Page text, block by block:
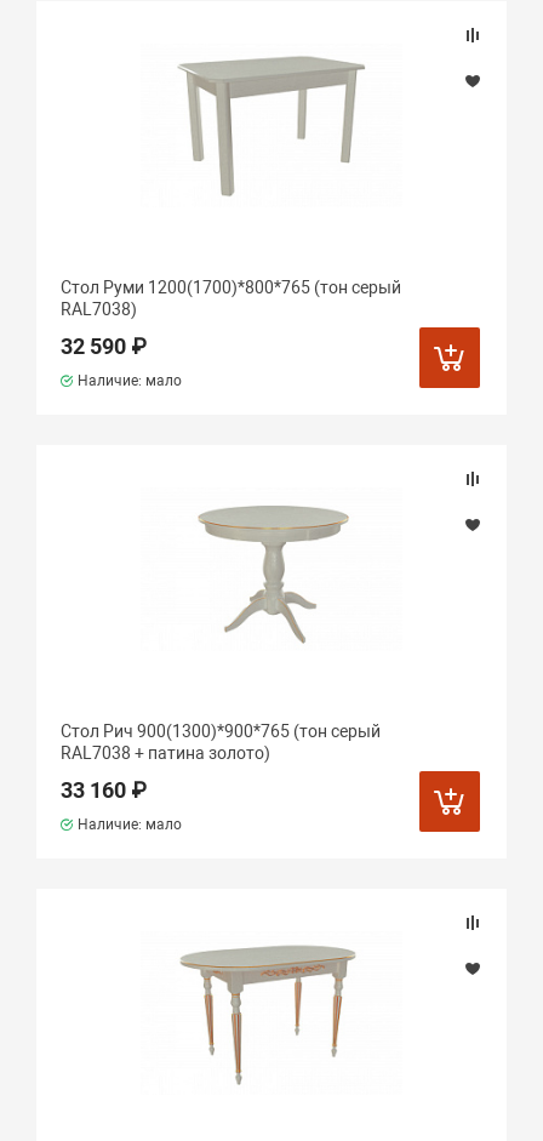
Стол Руми 1200(1700)*800*765 (тон серый
RAL7038)
32 590 ₽
Наличие: мало
Стол Рич 900(1300)*900*765 (тон серый
RAL7038 + патина золото)
33 160 ₽
Наличие: мало